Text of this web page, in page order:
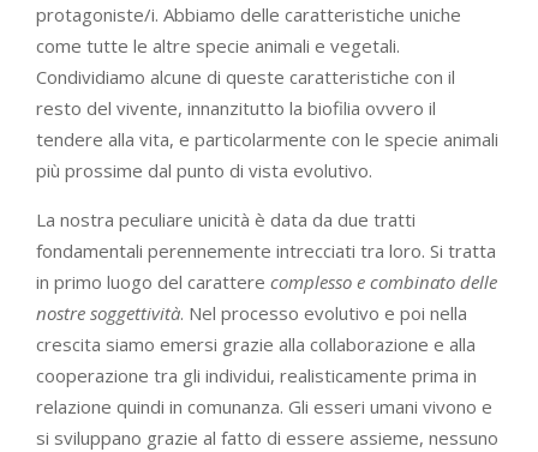
protagoniste/i. Abbiamo delle caratteristiche uniche
come tutte le altre specie animali e vegetali.
Condividiamo alcune di queste caratteristiche con il
resto del vivente, innanzitutto la biofilia ovvero il
tendere alla vita, e particolarmente con le specie animali
più prossime dal punto di vista evolutivo.
La nostra peculiare unicità è data da due tratti
fondamentali perennemente intrecciati tra loro. Si tratta
in primo luogo del carattere complesso e combinato delle
nostre soggettività. Nel processo evolutivo e poi nella
crescita siamo emersi grazie alla collaborazione e alla
cooperazione tra gli individui, realisticamente prima in
relazione quindi in comunanza. Gli esseri umani vivono e
si sviluppano grazie al fatto di essere assieme, nessuno